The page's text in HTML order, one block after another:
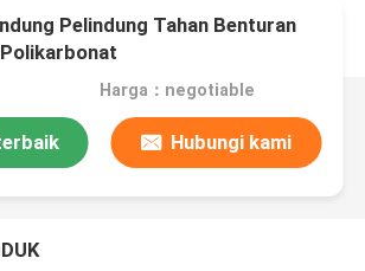
Pelindung Tahan Benturan
Harga：negotiable
Hubungi kami